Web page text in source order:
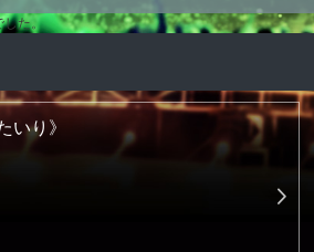
した。
いり》